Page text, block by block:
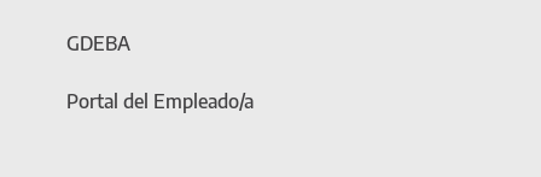
GDEBA
Portal del Empleado/a